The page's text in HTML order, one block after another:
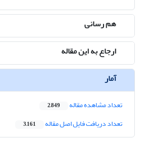
هم رسانی
ارجاع به این مقاله
آمار
تعداد مشاهده مقاله 2,849
تعداد دریافت فایل اصل مقاله 3,161